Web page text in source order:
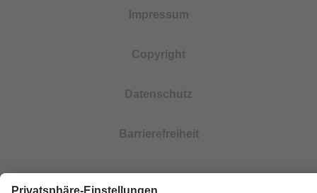
Impressum
Copyright
Datenschutz
Barrierefreiheit